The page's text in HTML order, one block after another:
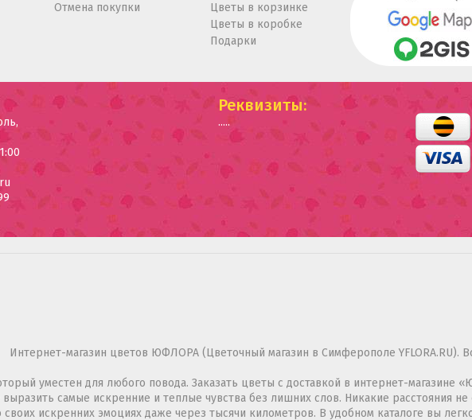
Отмена покупки
Цветы в корзинке
Цветы в коробке
Подарки
Реквизиты:
.....
Интернет-магазин цветов ЮФЛОРА (Цветочный магазин в Симферополе YFLORA.RU).
уместен для любого повода. Заказать цветы с доставкой в интернет-
самые искренние и теплые чувства без лишних слов. Никакие расстояния
искренних эмоциях даже через тысячи километров. В удобном каталоге вы